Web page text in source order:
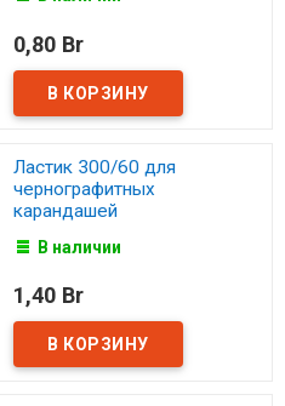
0,80 Br
Ластик 300/60 для
чернографитных
карандашей
В наличии
1,40 Br